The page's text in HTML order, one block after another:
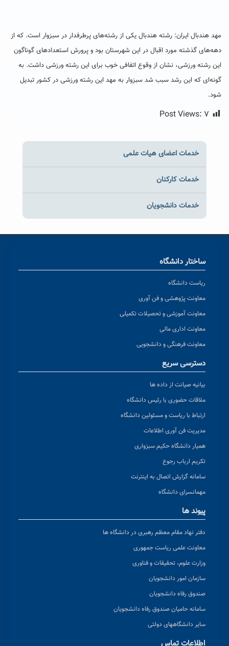
مهد هندبال ایران: رشته هندبال یکی از رشته‌های پرطرفدار در سبزوار است. که از
دهه‌های گذشته مورد اقبال در این شهرستان بود و پرورش استعدادهای گوناگون
این رشته ورزشی، نشان از وقوع اتفافی خوب برای این رشته ورزشی داشت. به
گونه‌ای که این رشد سبب شد سبزوار به مهد این رشته ورزشی در کشور تبدیل
شود.
Post Views: ۷
خدمات اعضای هیات علمی
خدمات کارکنان
خدمات دانشجویان
ساختار دانشگاه
ریاست دانشگاه
معاونت پژوهشی و فن آوری
معاونت آموزشی و تحصیلات تکمیلی
معاونت اداری مالی
معاونت فرهنگی و دانشجویی
دسترسی سریع
بیانیه صیانت از داده ها
ملاقات حضوری با رئیس دانشگاه
ارتباط با ریاست و مسئولین دانشگاه
مدیریت فن آوری اطلاعات
همیار دانشگاه حکیم سبزواری
تکریم ارباب رجوع
سامانه گزارش اتصال به اینترنت
مهمانسرای دانشگاه
پیوند ها
دفتر نهاد مقام معظم رهبری در دانشگاه ها
معاونت علمی ریاست جمهوری
وزارت علوم، تحقیقات و فناوری
سازمان امور دانشجویان
صندوق رفاه دانشجویان
سامانه حامیان صندوق رفاه دانشجویان
سایر دانشگاههای دولتی